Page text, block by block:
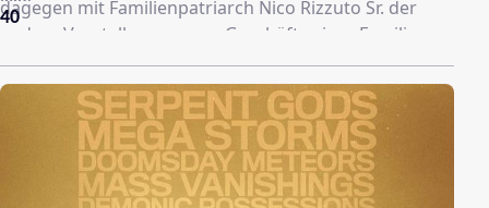
dagegen mit Familienpatriarch Nico Rizzuto Sr. der
andere Vorstellungen vom Geschäft seiner Familie
hatte.
40